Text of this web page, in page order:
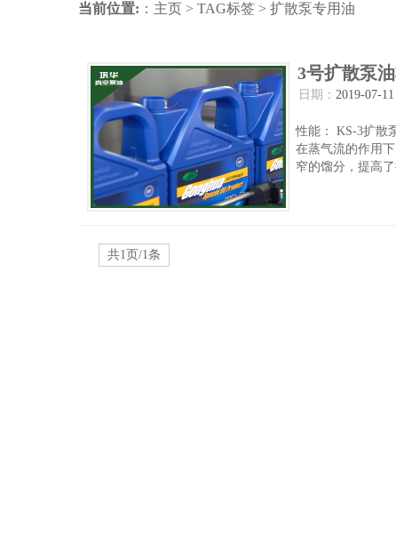
当前位置: ： 主页 > TAG标签 > 扩散泵专用油
3号扩散泵
日期： 2019-07-
性能： KS-3扩散
在蒸气流的作用
窄的馏分，提高
共1页/1条